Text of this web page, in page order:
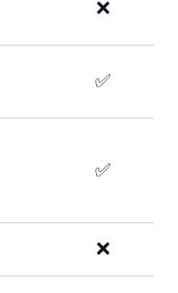
❌
✅
✅
❌